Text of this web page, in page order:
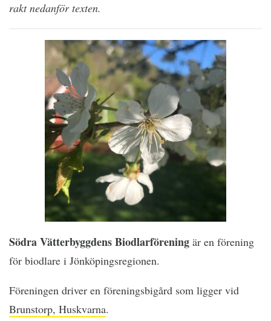
rakt nedanför texten.
Södra Vätterbyggdens Biodlarförening är en förening
för biodlare i Jönköpingsregionen.
Föreningen driver en föreningsbigård som ligger vid
Brunstorp, Huskvarna.